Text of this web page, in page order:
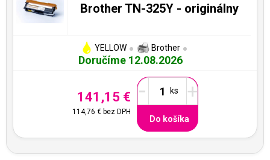
Brother TN-325Y - originálny
YELLOW Brother
Doručíme 12.08.2026
141,15 €
114,76 €bez DPH
- +
Do košíka